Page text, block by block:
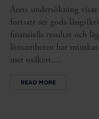
Årets undersökning
fortsatt ser goda
finansiella resultat och
lönsamheten har
mer osäkert,...
READ MORE